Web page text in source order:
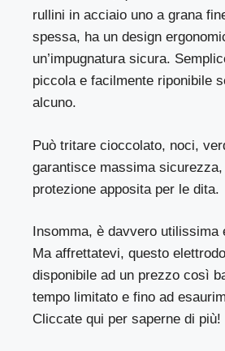
rullini in acciaio uno a grana
spessa, ha un design
un’impugnatura sicura.
piccola e facilmente riponibile
alcuno.
Può tritare cioccolato, noci,
garantisce massima
protezione apposita per le dita.
Insomma, è davvero utilissima
Ma affrettatevi, questo
disponibile ad un prezzo così
tempo limitato e fino ad
Cliccatequi per saperne di più!